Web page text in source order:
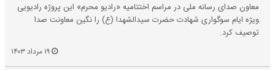
معاون صدای رسانه ملی در مراسم اختتامیه «رادیو محرم» این پروژه رادیویی
ویژه ایام سوگواری شهادت حضرت سیدالشهدا (ع) را نگین معاونت صدا
توصیف کرد.